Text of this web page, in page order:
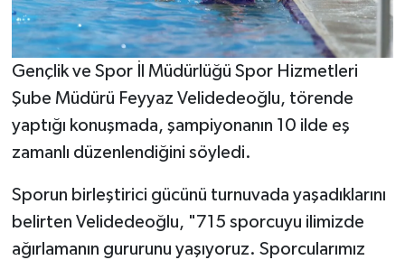
Gençlik ve Spor İl Müdürlüğü Spor Hizmetleri
Şube Müdürü Feyyaz Velidedeoğlu, törende
yaptığı konuşmada, şampiyonanın 10 ilde eş
zamanlı düzenlendiğini söyledi.
Sporun birleştirici gücünü turnuvada yaşadıklarını
belirten Velidedeoğlu, "715 sporcuyu ilimizde
ağırlamanın gururunu yaşıyoruz. Sporcularımız